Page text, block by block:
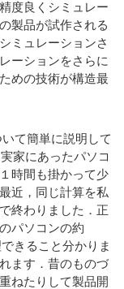
度良くシミュレー
製品が試作される
ミュレーションさ
ーションをさらに
めの技術が構造最
て簡単に説明して
家にあったパソコ
時間も掛かって少
近，同じ計算を私
終わりました．正
パソコンの約
きること分かりま
ます．昔のものづ
ねたりして製品開